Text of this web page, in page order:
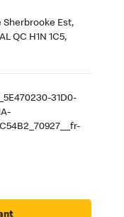
Sherbrooke Est,
QC H1N 1C5,
31D0-